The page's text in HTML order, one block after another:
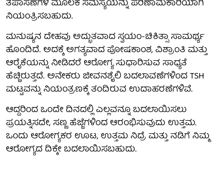
ತಪಾಸಣೆಗಳ ಮೂಲಕ ಸಮಸ್ಯೆಯನ್ನು ಪರಿಣಾಮಕಾರಿಯಾಗಿ
ನಿಯಂತ್ರಿಸಬಹುದು.
ಮನುಷ್ಯನ ದೇಹವು ಅದ್ಭುತವಾದ ಸ್ವಯಂ-ಚಿಕಿತ್ಸಾ ಸಾಮರ್ಥ್ಯ
ಹೊಂದಿದೆ. ಅದಕ್ಕೆ ಅಗತ್ಯವಾದ ಪೋಷಕಾಂಶ, ವಿಶ್ರಾಂತಿ ಮತ್ತು
ಆರೈಕೆಯನ್ನು ನೀಡಿದರೆ ಆರೋಗ್ಯ ಸುಧಾರಿಸುವ ಸಾಧ್ಯತೆ
ಹೆಚ್ಚಿರುತ್ತದೆ. ಅನೇಕರು ಜೀವನಶೈಲಿ ಬದಲಾವಣೆಗಳಿಂದ TSH
ಮಟ್ಟವನ್ನು ನಿಯಂತ್ರಣಕ್ಕೆ ತಂದಿರುವ ಉದಾಹರಣೆಗಳಿವೆ.
ಆದ್ದರಿಂದ ಒಂದೇ ದಿನದಲ್ಲಿ ಎಲ್ಲವನ್ನೂ ಬದಲಾಯಿಸಲು
ಪ್ರಯತ್ನಿಸದೇ, ಸಣ್ಣ ಹೆಜ್ಜೆಗಳಿಂದ ಆರಂಭಿಸುವುದು ಉತ್ತಮ.
ಒಂದು ಆರೋಗ್ಯಕರ ಊಟ, ಉತ್ತಮ ನಿದ್ರೆ ಮತ್ತು ನಡಿಗೆ ನಿಮ್ಮ
ಆರೋಗ್ಯದ ದಿಕ್ಕೇ ಬದಲಾಯಿಸಬಹುದು.